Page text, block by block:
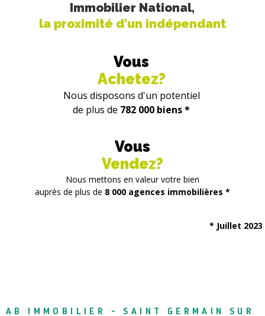
Immobilier National,
la proximité d'un indépendant
Vous
Achetez?
Nous disposons d'un potentiel
de plus de 782 000 biens *
Vous
Vendez?
Nous mettons en valeur votre bien
auprès de plus de 8 000 agences immobilières *
* Juillet 2023
AB IMMOBILIER - SAINT GERMAIN SUR